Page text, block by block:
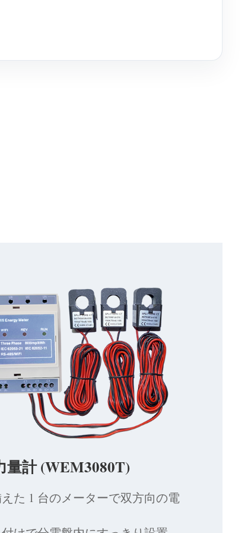
量計 (WEM3080T)
た 1 台のメーターで双方向の電